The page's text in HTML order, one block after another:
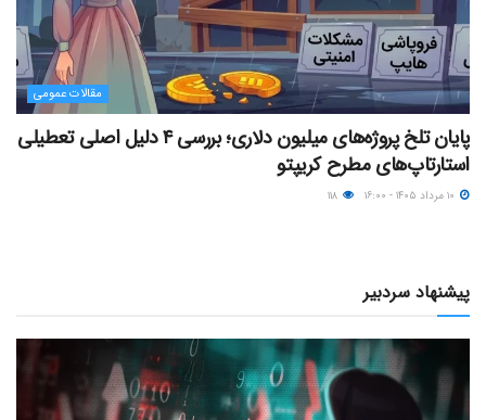
مقالات عمومی
پایان تلخ پروژه‌های میلیون دلاری؛ بررسی ۴ دلیل اصلی تعطیلی
استارتاپ‌های مطرح کریپتو
پیشنهاد سردبیر